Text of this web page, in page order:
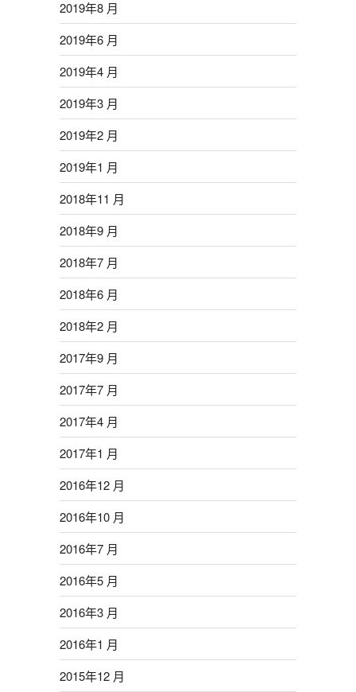
2019年8 月
2019年6 月
2019年4 月
2019年3 月
2019年2 月
2019年1 月
2018年11 月
2018年9 月
2018年7 月
2018年6 月
2018年2 月
2017年9 月
2017年7 月
2017年4 月
2017年1 月
2016年12 月
2016年10 月
2016年7 月
2016年5 月
2016年3 月
2016年1 月
2015年12 月